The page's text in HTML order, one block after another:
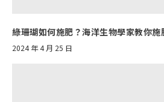
綠珊瑚如何施肥？海洋生物學家教你施
2024 年 4 月 25 日